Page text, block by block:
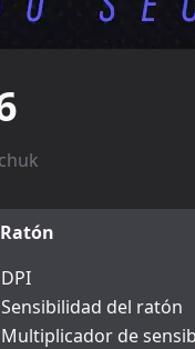
Ratón
DPI
Sensibilidad del ratón
Multiplicador de